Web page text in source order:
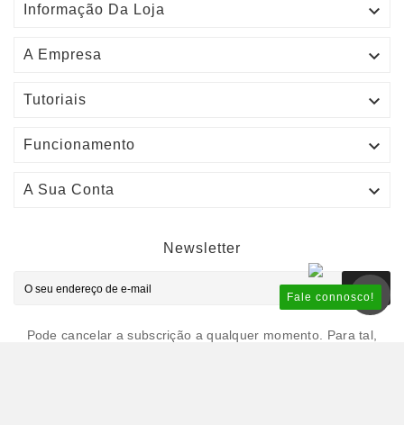
Informação Da Loja 
A Empresa 
Tutoriais 
Funcionamento 
A Sua Conta 
Newsletter
OK
Pode cancelar a subscrição a qualquer momento. Para tal,
Fale connosco!